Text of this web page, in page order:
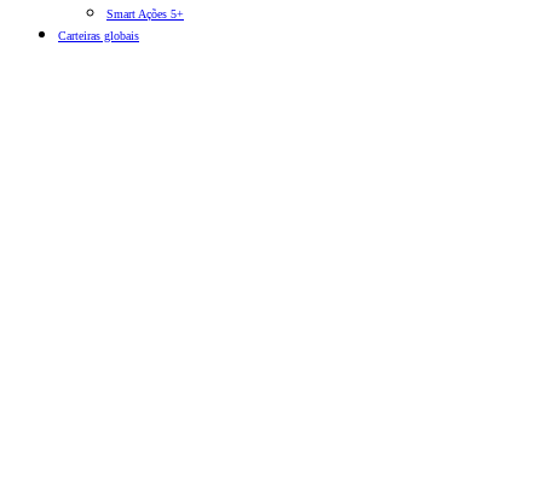
Smart Ações 5+
Carteiras globais